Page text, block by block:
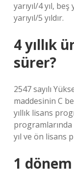
yarıyıl/4 yıl,
yarıyıl/5 yıldır.
4 yıllık
sürer?
2547 sayılı
maddesinin C
yıllık lisans
programlarında
yıl ve ön lisans
1